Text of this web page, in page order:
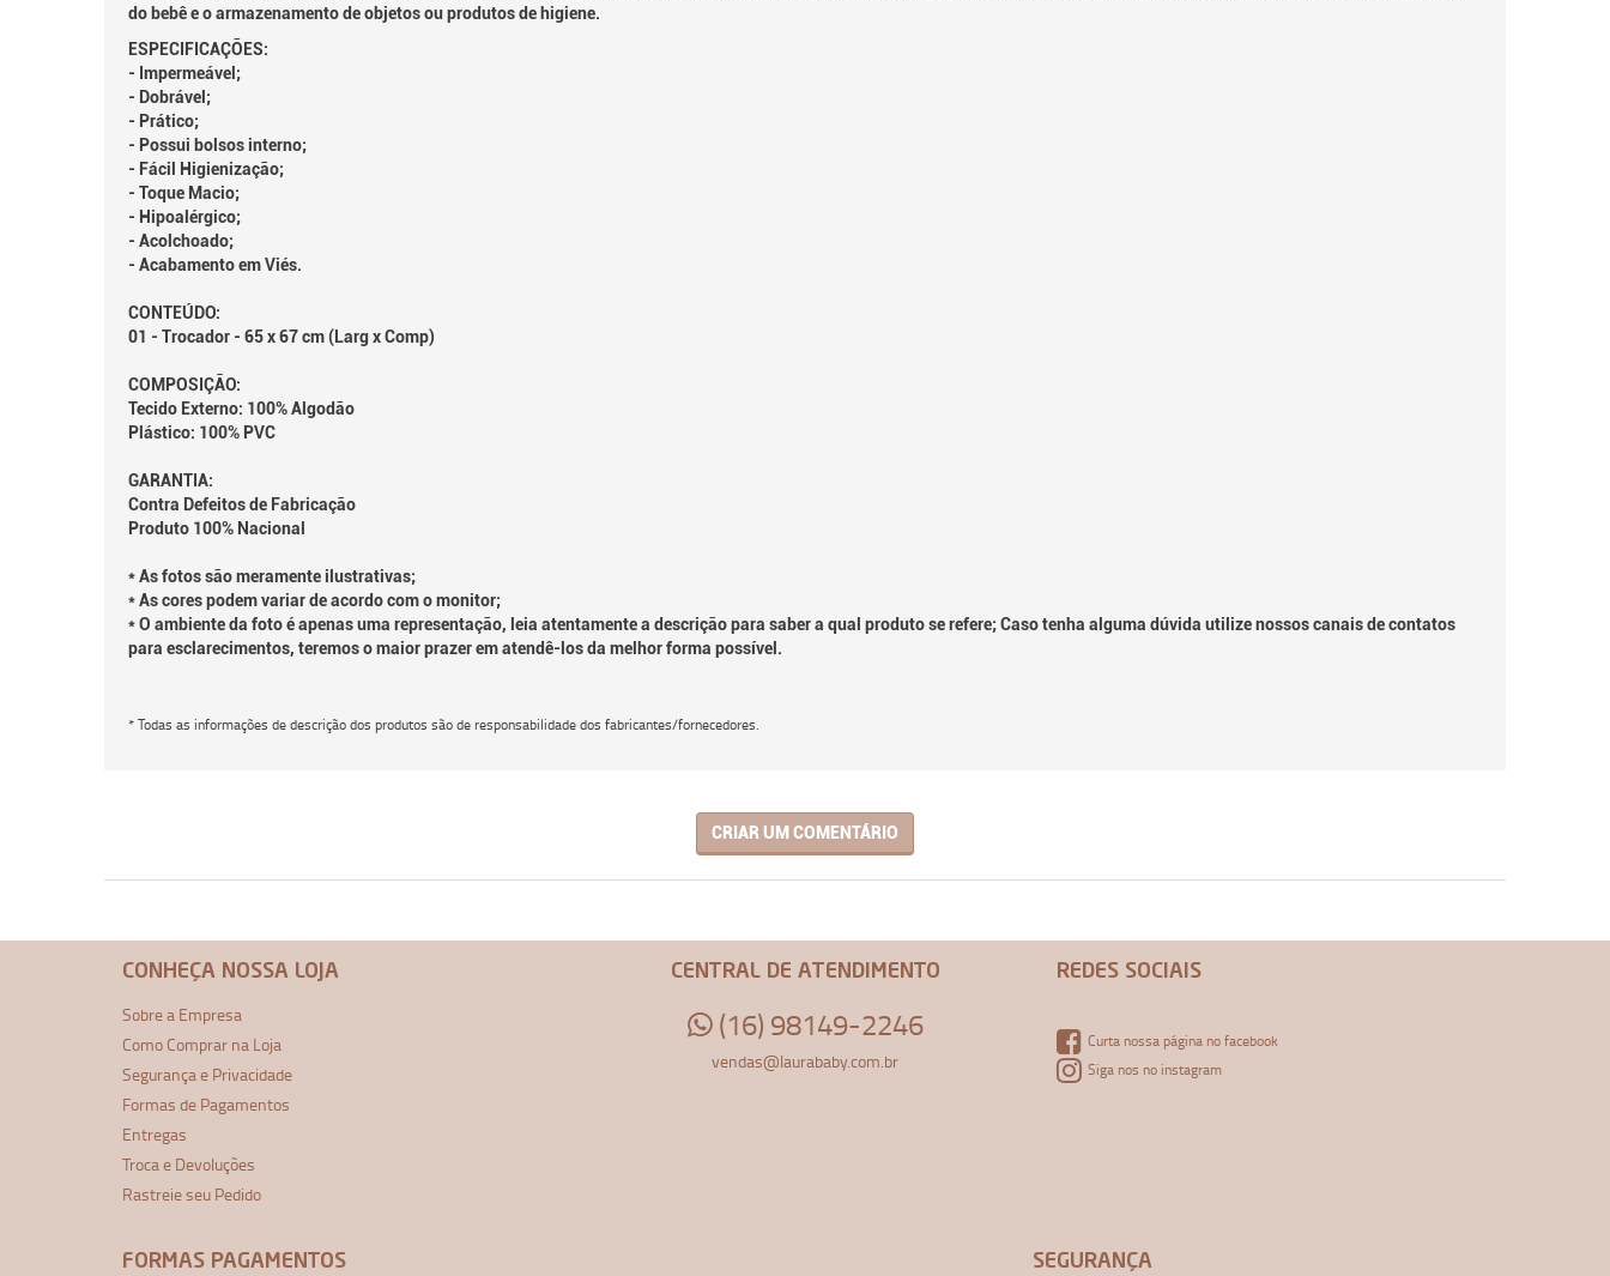
do bebê e o armazenamento de objetos ou produtos de higiene.
ESPECIFICAÇÕES:
- Impermeável;
- Dobrável;
- Prático;
- Possui bolsos interno;
- Fácil Higienização;
- Toque Macio;
- Hipoalérgico;
- Acolchoado;
- Acabamento em Viés.
CONTEÚDO:
01 - Trocador - 65 x 67 cm (Larg x Comp)
COMPOSIÇÃO:
Tecido Externo: 100% Algodão
Plástico: 100% PVC
GARANTIA:
Contra Defeitos de Fabricação
Produto 100% Nacional
* As fotos são meramente ilustrativas;
* As cores podem variar de acordo com o monitor;
* O ambiente da foto é apenas uma representação, leia atentamente a descrição para saber a qual produto se refere; Caso tenha alguma dúvida utilize nossos canais de contatos
para esclarecimentos, teremos o maior prazer em atendê-los da melhor forma possível.
* Todas as informações de descrição dos produtos são de responsabilidade dos fabricantes/fornecedores.
CRIAR UM COMENTÁRIO
CONHEÇA NOSSA LOJA
Sobre a Empresa
Como Comprar na Loja
Segurança e Privacidade
Formas de Pagamentos
Entregas
Troca e Devoluções
Rastreie seu Pedido
CENTRAL DE ATENDIMENTO
(16) 98149-2246
vendas@laurababy.com.br
REDES SOCIAIS
Curta nossa página no facebook
Siga nos no instagram
FORMAS PAGAMENTOS SEGURANÇA